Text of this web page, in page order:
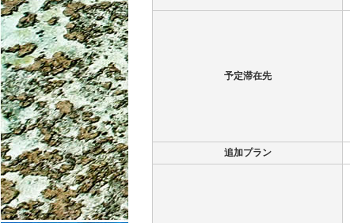
予定滞在先
追加プラン